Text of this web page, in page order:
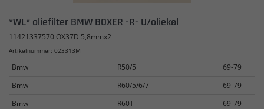
*WL* oliefilter BMW BOXER -R- U/oliekøl
11421337570 OX37D 5,8mmx2
Artikelnummer: 023313M
Bmw R50/5
69-79
Bmw
R60/5/6/7
69-79
Bmw
R60T 69-79